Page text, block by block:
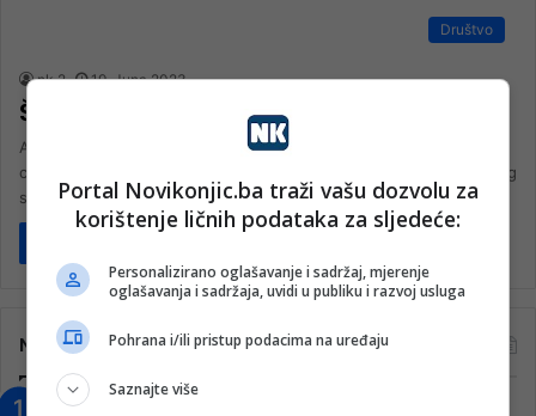
Društvo
nk 2 19. Juna 2023.
Šta sadrži Strategija mladih HNK-a?
Analizirati probleme i potrebe mladih te utvrditi realne strateške
ciljeve koji će omogućiti mladima programe za poboljšanje njihovog
statusa u…
Najčitanije
Portal Novikonjic.ba traži vašu dozvolu za
korištenje ličnih podataka za sljedeće:
Personalizirano oglašavanje i sadržaj, mjerenje
oglašavanja i sadržaja, uvidi u publiku i razvoj usluga
Pohrana i/ili pristup podacima na uređaju
Saznajte više